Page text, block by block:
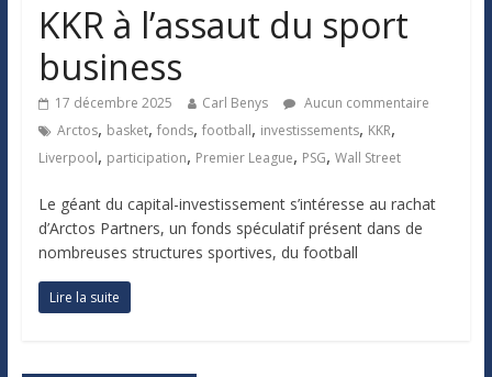
KKR à l’assaut du sport
business
17 décembre 2025 Carl Benys
Aucun commentaire
Arctos, basket, fonds, football, investissements, KKR,
Liverpool, participation, Premier League, PSG, Wall Street
Le géant du capital-investissement s’intéresse au rachat
d’Arctos Partners, un fonds spéculatif présent dans de
nombreuses structures sportives, du football
Lire la suite